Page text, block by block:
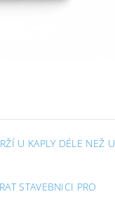
U KAPLY DÉLE NEŽ U
STAVEBNICI PRO